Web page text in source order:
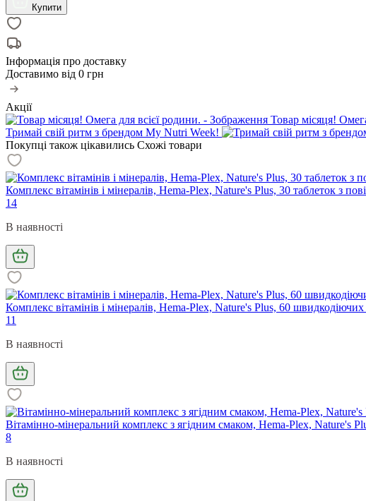
Купити
Інформація про доставку
Доставимо від 0 грн
Акції
Товар місяця!
Тримай свій ритм з брендом My Nutri Week!
Покупці також цікавились Схожі товари
Комплекс вітамінів і мінералів, Hema-Plex, Nature's Plus, 30 таблеток з
14
В наявності
Комплекс вітамінів і мінералів, Hema-Plex, Nature's Plus, 60 швидкодіючих
11
В наявності
Вітамінно-мінеральний комплекс з ягідним смаком, Hema-Plex, Nature's
8
В наявності